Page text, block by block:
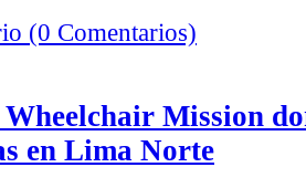
(0 Comentarios)
Mission
en Lima Norte